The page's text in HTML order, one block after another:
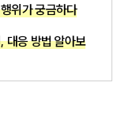
위가 궁금하다
대응 방법 알아보